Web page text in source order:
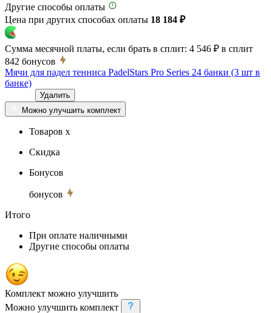
Другие способы оплаты
Цена при других способах оплаты 18 184 ₽
Сумма месячной платы, если брать в сплит: 4 546 ₽ в сплит
842 бонусов
Мячи для падел тенниса PadelStars Pro Series 24 банки (3 шт в
банке)
Удалить
Можно улучшить комплект
Товаров x
Скидка
Бонусов
бонусов
Итого
При оплате наличными
Другие способы оплаты
Комплект можно улучшить
Можно улучшить комплект